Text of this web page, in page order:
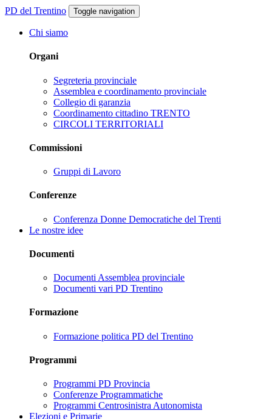
PD del Trentino Toggle navigation
Chi siamo
Organi
Segreteria provinciale
Assemblea e coordinamento provinciale
Collegio di garanzia
Coordinamento cittadino TRENTO
CIRCOLI TERRITORIALI
Commissioni
Gruppi di Lavoro
Conferenze
Conferenza Donne Democratiche del Trenti
Le nostre idee
Documenti
Documenti Assemblea provinciale
Documenti vari PD Trentino
Formazione
Formazione politica PD del Trentino
Programmi
Programmi PD Provincia
Conferenze Programmatiche
Programmi Centrosinistra Autonomista
Elezioni e Primarie